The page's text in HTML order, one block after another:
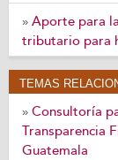
» Aporte para
tributario para
TEMAS
» Consultoría
Transparencia
Guatemala